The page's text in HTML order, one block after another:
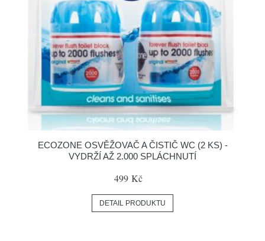
ECOZONE OSVĚŽOVAČ A ČISTIČ WC (2 KS) -
VYDRŽÍ AŽ 2.000 SPLÁCHNUTÍ
499 Kč
DETAIL PRODUKTU